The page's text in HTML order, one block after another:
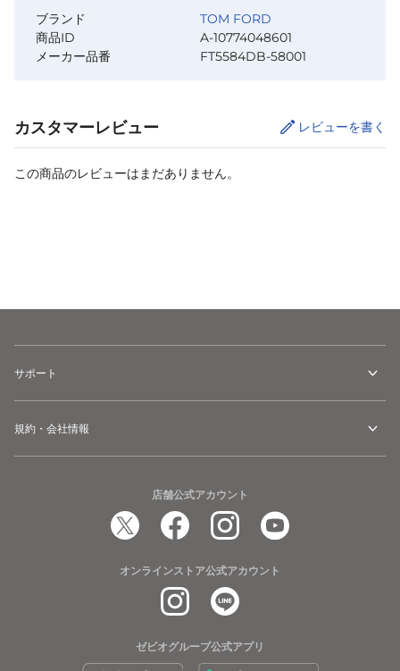
ブランド
TOM FORD
商品ID
A-10774048601
メーカー品番
FT5584DB-58001
カスタマーレビュー レビューを書く
この商品のレビューはまだありません。
サポート
規約・会社情報
店舗公式アカウント
オンラインストア公式アカウント
ゼビオグループ公式アプリ